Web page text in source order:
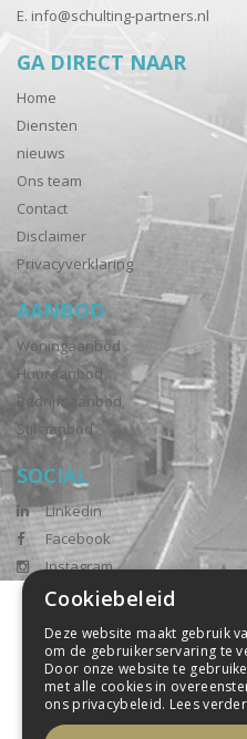
E. info@schulting-partners.nl
GA DIRECT NAAR
Home
Diensten
nieuws
Ons team
Contact
Disclaimer
Privacyverklaring
AANBOD
Woningaanbod
Huuraanbod
Bedrijfsaanbod
Stil aanbod
SOCIAL
Linkedin
Facebook
Instagram
Cookiebeleid
Deze website maakt gebruik
om de gebruikerservaring te
Door onze website te
met alle cookies in
ons privacybeleid. Lees verder